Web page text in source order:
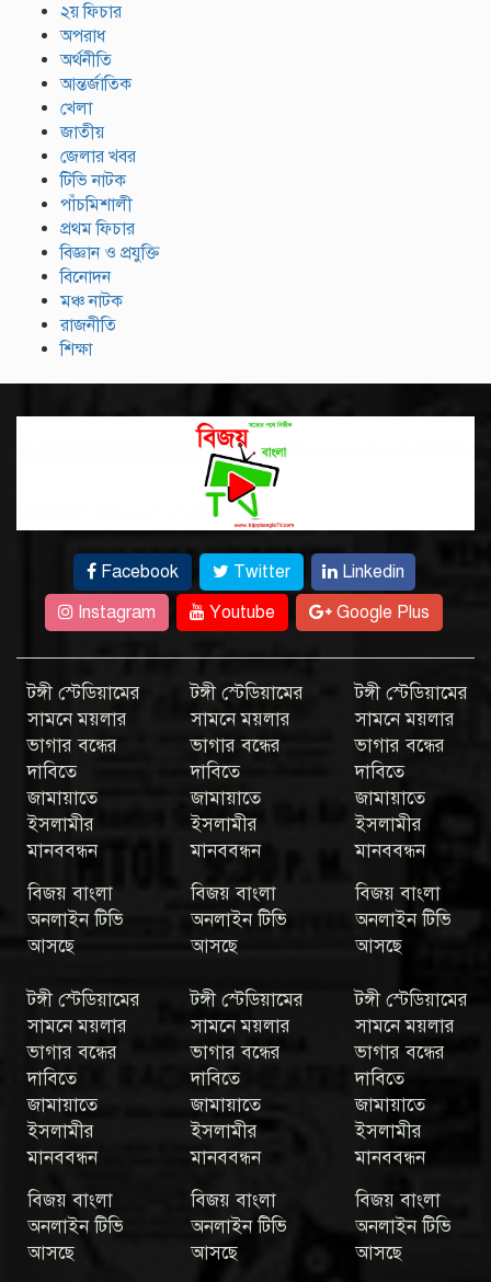
২য় ফিচার
অপরাধ
অর্থনীতি
আন্তর্জাতিক
খেলা
জাতীয়
জেলার খবর
টিভি নাটক
পাঁচমিশালী
প্রথম ফিচার
বিজ্ঞান ও প্রযুক্তি
বিনোদন
মঞ্চ নাটক
রাজনীতি
শিক্ষা
Facebook Twitter
Linkedin
Instagram
Youtube Google Plus
টঙ্গী স্টেডিয়ামের
সামনে ময়লার
ভাগার বন্ধের
দাবিতে
জামায়াতে
ইসলামীর
মানববন্ধন
বিজয় বাংলা
অনলাইন টিভি
আসছে
টঙ্গী স্টেডিয়ামের
সামনে ময়লার
ভাগার বন্ধের
দাবিতে
জামায়াতে
ইসলামীর
মানববন্ধন
বিজয় বাংলা
অনলাইন টিভি
আসছে
টঙ্গী স্টেডিয়ামের
সামনে ময়লার
ভাগার বন্ধের
দাবিতে
জামায়াতে
ইসলামীর
মানববন্ধন
বিজয় বাংলা
অনলাইন টিভি
আসছে
টঙ্গী স্টেডিয়ামের
সামনে ময়লার
ভাগার বন্ধের
দাবিতে
জামায়াতে
ইসলামীর
মানববন্ধন
বিজয় বাংলা
অনলাইন টিভি
আসছে
টঙ্গী স্টেডিয়ামের
সামনে ময়লার
ভাগার বন্ধের
দাবিতে
জামায়াতে
ইসলামীর
মানববন্ধন
বিজয় বাংলা
অনলাইন টিভি
আসছে
টঙ্গী স্টেডিয়ামের
সামনে ময়লার
ভাগার বন্ধের
দাবিতে
জামায়াতে
ইসলামীর
মানববন্ধন
বিজয় বাংলা
অনলাইন টিভি
আসছে